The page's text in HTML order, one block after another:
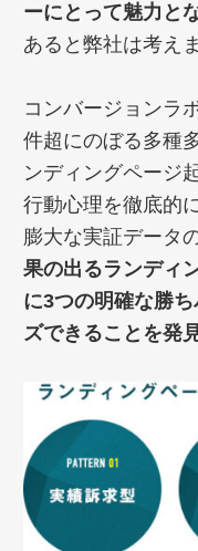
ーにとって魅力と
あると弊社は考えま
コンバージョンラ
件超にのぼる多種
ンディングページ
行動心理を徹底的
膨大な実証データ
果の出るランディ
に3つの明確な勝
ズできることを発